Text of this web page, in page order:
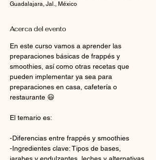
Guadalajara, Jal., México
Acerca del evento
En este curso vamos a aprender las
preparaciones básicas de frappés y
smoothies, así como otras recetas que
pueden implementar ya sea para
preparaciones en casa, cafetería o
restaurante 😃
El temario es:
-Diferencias entre frappés y smoothies
-Ingredientes clave: Tipos de bases,